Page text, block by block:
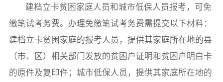
建档立卡贫困家庭人员和城市低保人员报考，可免
缴笔试考务费。办理免缴笔试考务费需提交以下材料：
建档立卡贫困家庭的报考人员，提供其家庭所在地的县
（市、区）相关部门发放的贫困户证明和贫困户明白卡
的原件及复印件；城市低保人员，提供其家庭所在地的